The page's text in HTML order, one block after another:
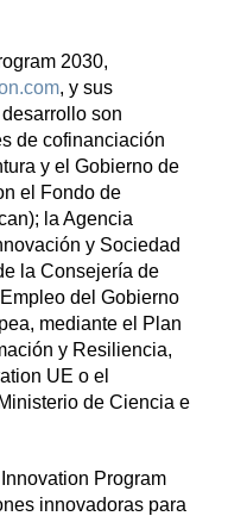
2030,
, y sus
son
de cofinanciación
y el Gobierno de
el Fondo de
la Agencia
y Sociedad
la Consejería de
del Gobierno
mediante el Plan
y Resiliencia,
UE o el
de Ciencia e
Program
innovadoras para